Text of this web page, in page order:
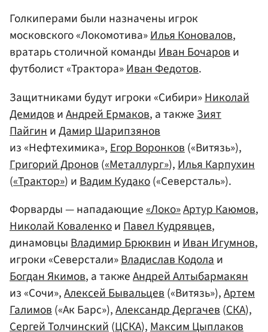
Голкиперами были назначены игрок
московского «Локомотива»Илья Коновалов,
вратарь столичной командыИван Бочарови
футболист «Трактора»Иван Федотов.
Защитниками будут игроки «Сибири»Николай
Демидов иАндрей Ермаков, а также Зият
Пайгин иДамир Шарипзянов
из «Нефтехимика», Егор Воронков («Витязь»),
Григорий Дронов («Металлург»), Илья Карпухин
(«Трактор») и Вадим Кудако(«Северсталь»).
Форварды — нападающие«Локо»Артур Каюмов,
Николай КоваленкоиПавел Кудрявцев,
динамовцыВладимир БрюквиниИван Игумнов,
игроки «Северстали»Владислав Кодолаи
Богдан Якимов, а такжеАндрей Алтыбармакян
из «Сочи»,Алексей Бывальцев(«Витязь»),Артем
Галимов(«Ак Барс»),Александр Дергачев(СКА),
Сергей Толчинский(ЦСКА),Максим Цыплаков